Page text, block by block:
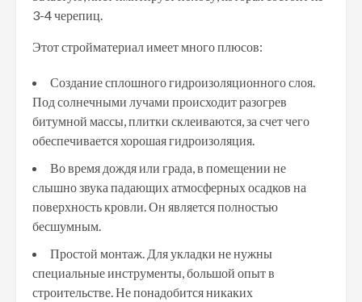
3-4 черепиц.
Этот стройматериал имеет много плюсов:
Создание сплошного гидроизоляционного слоя.
Под солнечными лучами происходит разогрев
битумной массы, плитки склеиваются, за счет чего
обеспечивается хорошая гидроизоляция.
Во время дождя или града, в помещении не
слышно звука падающих атмосферных осадков на
поверхность кровли. Он является полностью
бесшумным.
Простой монтаж. Для укладки не нужны
специальные инструменты, большой опыт в
строительстве. Не понадобится никаких